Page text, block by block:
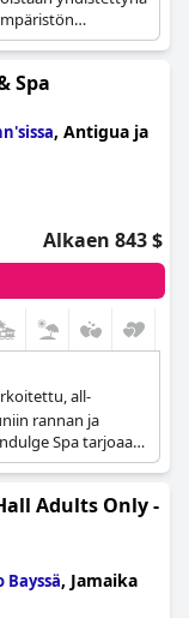
hoitovalikoimalla,
ja sielua.
Spa
, Antigua ja
Alkaen 843 $
all-
rannan ja
Spa tarjoaa
Vieraat
erilaisista
ja melonnasta.
Adults Only -
Bayssä, Jamaika